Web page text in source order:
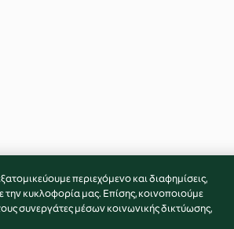
περιεχόμενο και διαφημίσεις,
κυκλοφορία μας. Επίσης, κοινοποιούμε
συνεργάτες μέσων κοινωνικής δικτύωσης,